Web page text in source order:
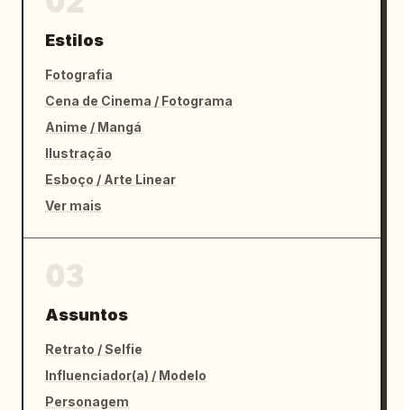
Estilos
Fotografia
Cena de Cinema / Fotograma
Anime / Mangá
Ilustração
Esboço / Arte Linear
Ver mais
Assuntos
Retrato / Selfie
Influenciador(a) / Modelo
Personagem